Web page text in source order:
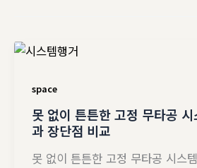
space
못 없이 튼튼한 고정 무타공
과 장단점 비교
못 없이 튼튼한 고정 무타공 시스